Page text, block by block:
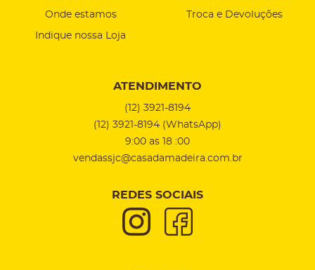
Onde estamos
Indique nossa Loja
Troca e Devoluções
ATENDIMENTO
(12) 3921-8194
(12) 3921-8194 (WhatsApp)
9:00 as 18 :00
vendassjc@casadamadeira.com.br
REDES SOCIAIS